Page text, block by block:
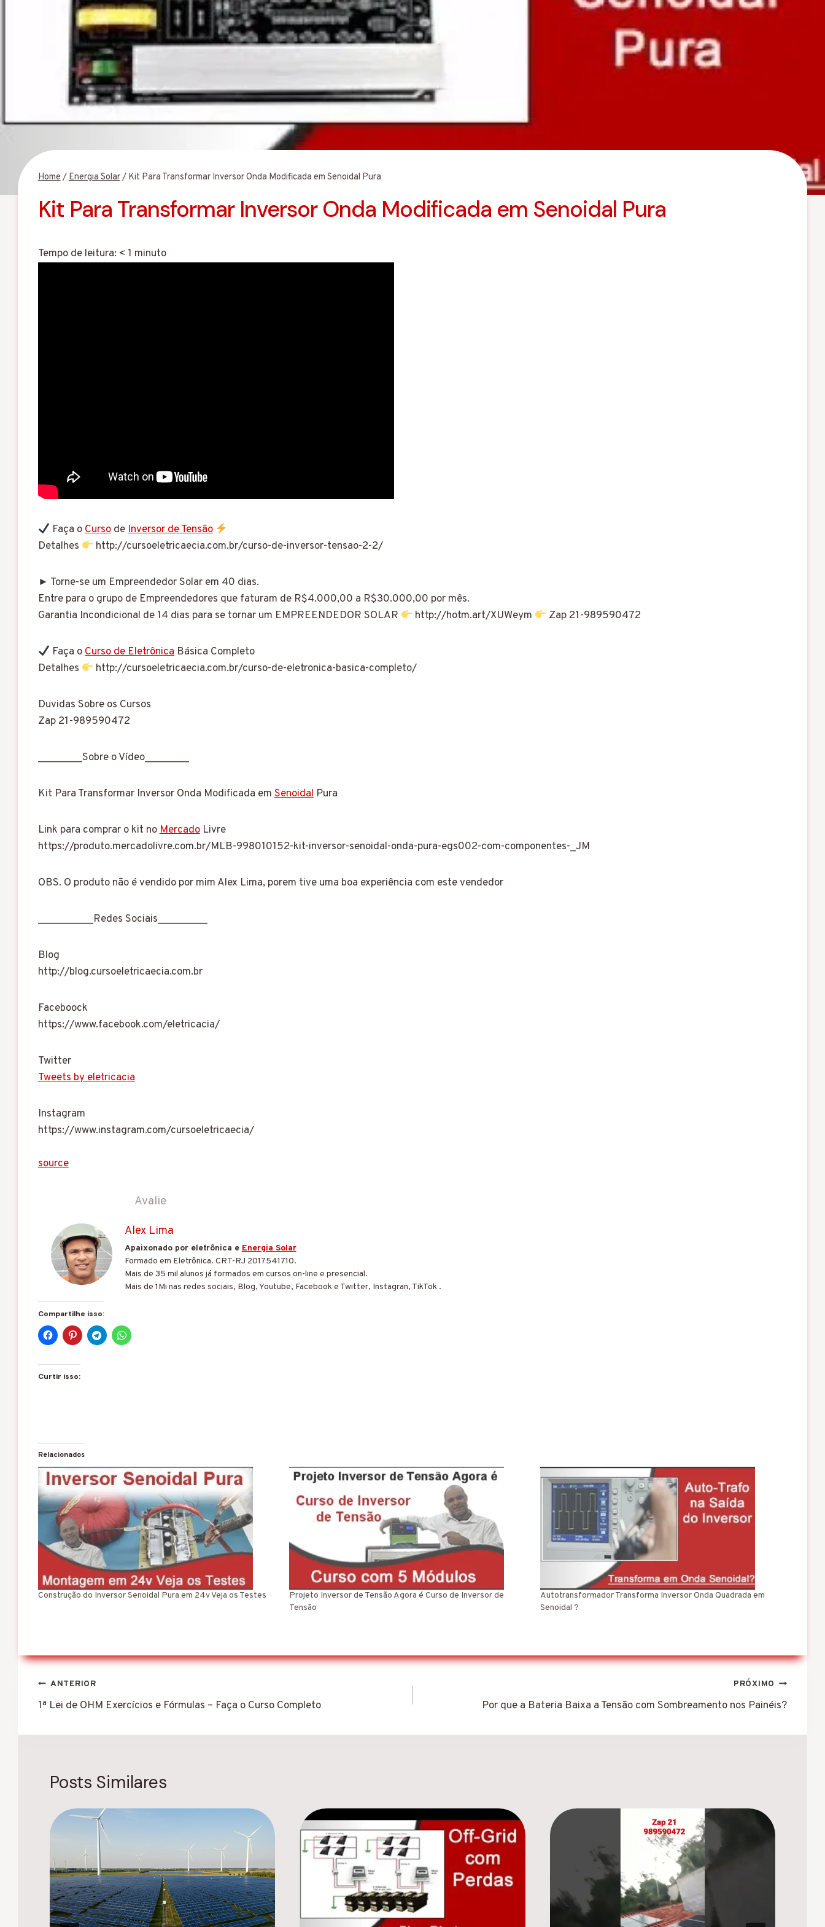
Home/Energia Solar/ Kit Para Transformar Inversor Onda Modificada em Senoidal Pura
Kit Para Transformar Inversor Onda Modificada em Senoidal Pura
Tempo de leitura: < 1 minuto
Faça oCursodeInversor de Tensão
Detalhes
http://cursoeletricaecia.com.br/curso-de-inversor-tensao-2-2/
► Torne-se um Empreendedor Solar em 40 dias.
Entre para o grupo de Empreendedores que faturam de R$4.000,00 a R$30.000,00 por mês.
Garantia Incondicional de 14 dias para se tornar um EMPREENDEDOR SOLAR
http://hotm.art/XUWeym Zap 21-989590472
Faça oCurso de EletrônicaBásica Completo
Detalhes
http://cursoeletricaecia.com.br/curso-de-eletronica-basica-completo/
Duvidas Sobre os Cursos
Zap 21-989590472
________Sobre o Vídeo________
Kit Para Transformar Inversor Onda Modificada emSenoidalPura
Link para comprar o kit noMercadoLivre
https://produto.mercadolivre.com.br/MLB-998010152-kit-inversor-senoidal-onda-pura-egs002-com-componentes-_JM
OBS. O produto não é vendido por mim Alex Lima, porem tive uma boa experiência com este vendedor
__________Redes Sociais_________
Blog
http://blog.cursoeletricaecia.com.br
Faceboock
https://www.facebook.com/eletricacia/
Twitter
Tweets by eletricacia
Instagram
https://www.instagram.com/cursoeletricaecia/
source
Avalie
Alex Lima
Apaixonado por eletrônica e Energia Solar
Formado em Eletrônica. CRT-RJ 2017541710.
Mais de 35 mil alunos já formados em cursos on-line e presencial.
Mais de 1Mi nas redes sociais, Blog, Youtube, Facebook e Twitter, Instagran, TikTok .
Compartilhe isso:
Curtir isso:
Relacionados
Construção do Inversor Senoidal Pura em 24v Veja os Testes
Projeto Inversor de Tensão Agora é Curso de Inversor de
Tensão
Autotransformador Transforma Inversor Onda Quadrada em
Senoidal ?
Navegação
de
Post
ANTERIOR
1ª Lei de OHM Exercícios e Fórmulas – Faça o Curso Completo
PRÓXIMO
Por que a Bateria Baixa a Tensão com Sombreamento nos Painéis?
Posts Similares